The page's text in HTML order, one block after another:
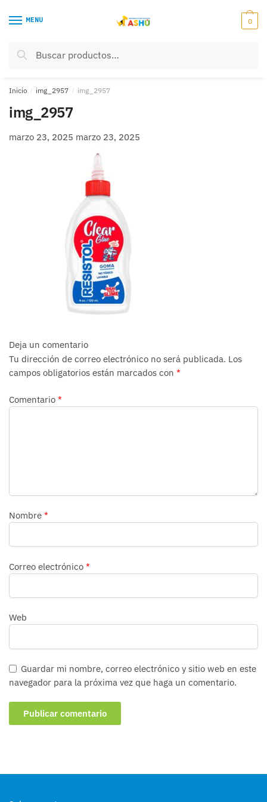
MENU
Buscar
Buscar
0
Inicio / img_2957 / img_2957
img_2957
marzo 23, 2025 marzo 23, 2025
Deja un comentario
Tu dirección de correo electrónico no será publicada. Los
campos obligatorios están marcados con *
Comentario *
Nombre *
Correo electrónico *
Web
Guardar mi nombre, correo electrónico y sitio web en este
navegador para la próxima vez que haga un comentario.